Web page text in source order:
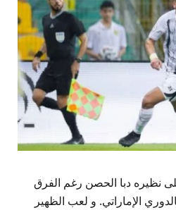
نظيره دبا الحصن رغم الفرق
الإماراتي. و لعب الظهير